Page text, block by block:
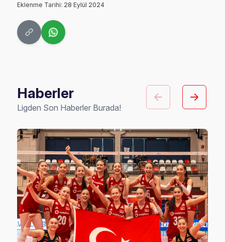
Eklenme Tarihi: 28 Eylül 2024
Haberler
Ligden Son Haberler Burada!